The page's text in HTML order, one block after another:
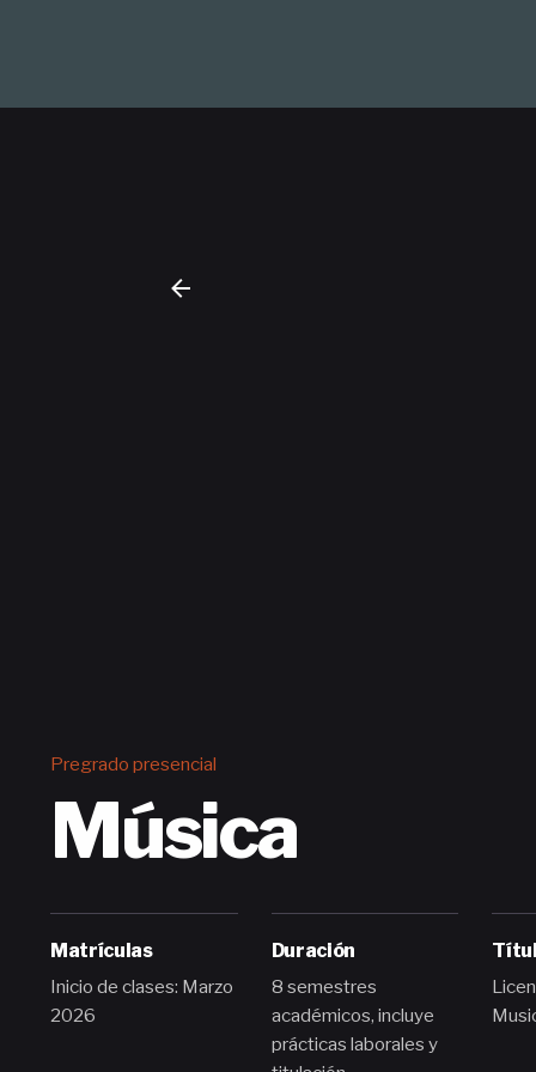
Pregrado presencial
Música
Matrículas
Inicio de clases: Marzo
2026
Duración
8 semestres
académicos, incluye
prácticas laborales y